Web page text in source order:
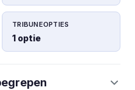
TRIBUNEOPTIES
1 optie